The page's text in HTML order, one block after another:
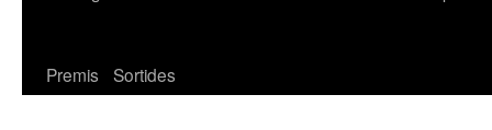
Premis Sortides